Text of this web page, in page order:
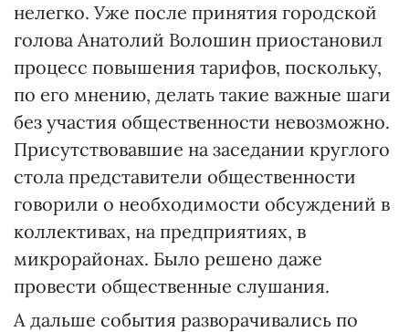
нелегко. Уже после принятия городской
голова Анатолий Волошин приостановил
процесс повышения тарифов, поскольку,
по его мнению, делать такие важные шаги
без участия общественности невозможно.
Присутствовавшие на заседании круглого
стола представители общественности
говорили о необходимости обсуждений в
коллективах, на предприятиях, в
микрорайонах. Было решено даже
провести общественные слушания.
А дальше события разворачивались по